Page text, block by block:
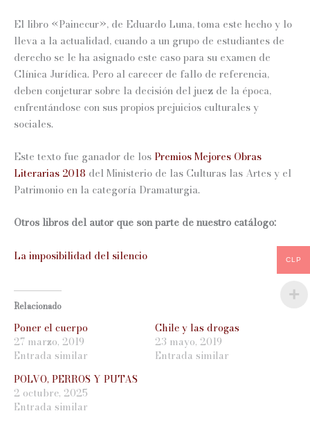
El libro «Painecur», de Eduardo Luna, toma este hecho y lo
lleva a la actualidad, cuando a un grupo de estudiantes de
derecho se le ha asignado este caso para su examen de
Clínica Jurídica. Pero al carecer de fallo de referencia,
deben conjeturar sobre la decisión del juez de la época,
enfrentándose con sus propios prejuicios culturales y
sociales.
Este texto fue ganador de los Premios Mejores Obras
Literarias 2018 del Ministerio de las Culturas las Artes y el
Patrimonio en la categoría Dramaturgia.
Otros libros del autor que son parte de nuestro catálogo:
La imposibilidad del silencio
Relacionado
Poner el cuerpo
27 marzo, 2019
Entrada similar
Chile y las drogas
23 mayo, 2019
Entrada similar
POLVO, PERROS Y PUTAS
2 octubre, 2025
Entrada similar
CLP